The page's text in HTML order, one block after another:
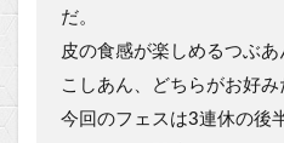
だ。
皮の食感が楽しめるつぶ
こしあん、どちらがお好み
今回のフェスは3連休の後